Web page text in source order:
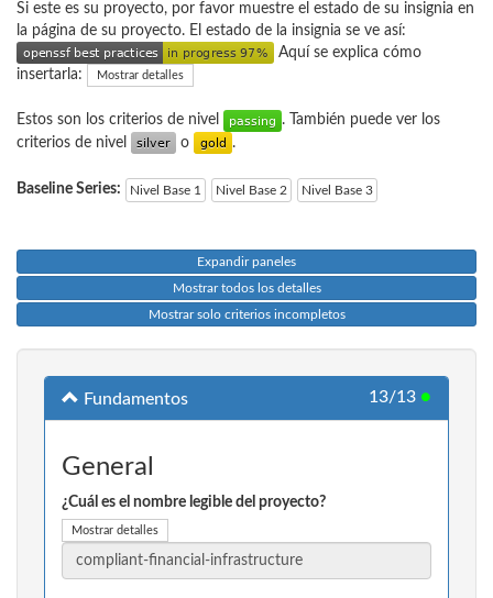
Si este es su proyecto, por favor muestre el estado de su insignia en
la página de su proyecto. El estado de la insignia se ve así:
Aquí se explica cómo
insertarla:
Mostrar detalles
Estos son los criterios de nivel
. También puede ver los
criterios de nivel
o .
Baseline Series: Nivel Base 1 Nivel Base 2 Nivel Base 3
Expandir paneles
Mostrar todos los detalles
Mostrar solo criterios incompletos
Fundamentos 13/13 ●
General
¿Cuál es el nombre legible del proyecto?
Mostrar detalles